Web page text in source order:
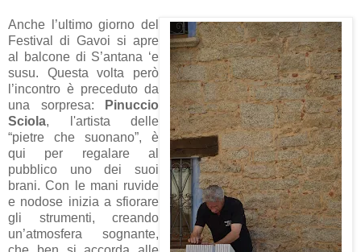
Anche l’ultimo giorno del
Festival di Gavoi si apre
al balcone di S’antana ‘e
susu. Questa volta però
l’incontro è preceduto da
una sorpresa:
Pinuccio
Sciola, l'artista delle
“pietre che suonano”, è
qui per regalare al
pubblico uno dei suoi
brani. Con le mani ruvide
e nodose inizia a sfiorare
gli strumenti, creando
un’atmosfera sognante,